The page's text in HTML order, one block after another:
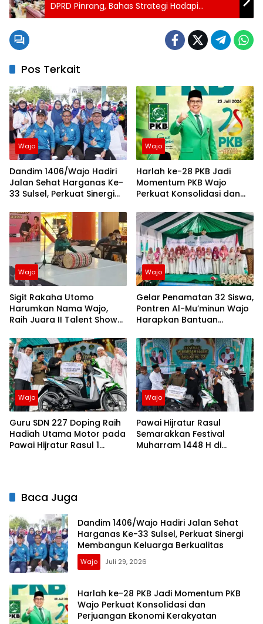
DPRD Pinrang, Bahas Strategi Hadapi
Pemotongan Dana Transfer Daerah
Pos Terkait
Wajo
Dandim 1406/Wajo Hadiri
Jalan Sehat Harganas Ke-
33 Sulsel, Perkuat Sinergi
Berkualitas
Wajo
Harlah ke-28 PKB Jadi
Momentum PKB Wajo
Perkuat Konsolidasi dan
Kerakyatan
Wajo
Sigit Rakaha Utomo
Harumkan Nama Wajo,
Raih Juara II Talent Show
Kalolo Magaretta
Sulselbar 2026
Wajo
Gelar Penamatan 32 Siswa,
Pontren Al-Mu’minun Wajo
Harapkan Bantuan
Belajar
Wajo
Guru SDN 227 Doping Raih
Hadiah Utama Motor pada
Pawai Hijratur Rasul 1
Wajo
Pawai Hijratur Rasul
Semarakkan Festival
Muharram 1448 H di
Baca Juga
Dandim 1406/Wajo Hadiri Jalan Sehat
Harganas Ke-33 Sulsel, Perkuat Sinergi
Membangun Keluarga Berkualitas
Wajo Juli 29, 2026
Harlah ke-28 PKB Jadi Momentum PKB
Wajo Perkuat Konsolidasi dan
Perjuangan Ekonomi Kerakyatan